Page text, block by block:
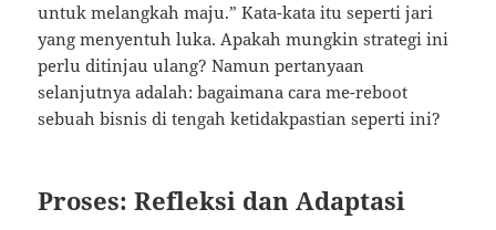
untuk melangkah maju.” Kata-kata itu seperti jari
yang menyentuh luka. Apakah mungkin strategi ini
perlu ditinjau ulang? Namun pertanyaan
selanjutnya adalah: bagaimana cara me-reboot
sebuah bisnis di tengah ketidakpastian seperti ini?
Proses: Refleksi dan Adaptasi